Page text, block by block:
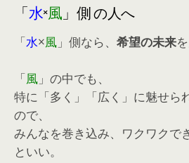
「水×風 」側の人へ
「水×風 」側なら、 希望の未来
「風 」の中でも、
特に「多く」「広く」に魅せら
ので、
みんなを巻き込み、ワクワクで
といい。